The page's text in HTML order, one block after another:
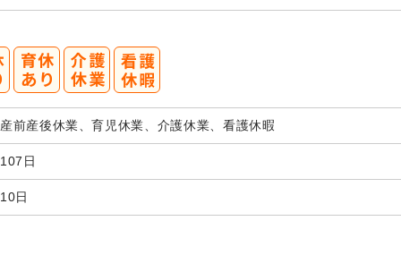
産前産後休業、育児休業、介護休業、看護休暇
107日
10日